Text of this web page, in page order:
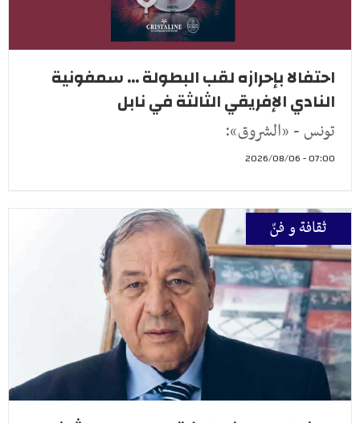
احتفالا بإحرازه لقب البطولة ... سمفونية
النادي الإفريقي الثالثة في نابل
تونس - «الشروق»:
07:00 - 2026/08/06
ثقافة و فنّ